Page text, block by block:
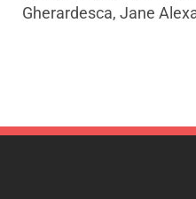
Gherardesca, Jane